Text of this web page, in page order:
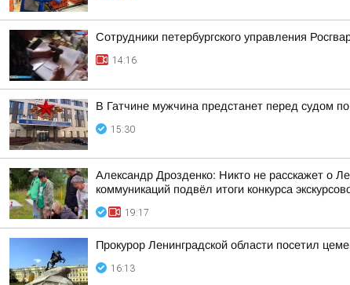
Сотрудники петербургского управления
14:16
В Гатчине мужчина предстанет перед судом
15:30
Александр Дрозденко: Никто не расскажет о
коммуникаций подвёл итоги конкурса
19:17
Прокурор Ленинградской области посетил
16:13